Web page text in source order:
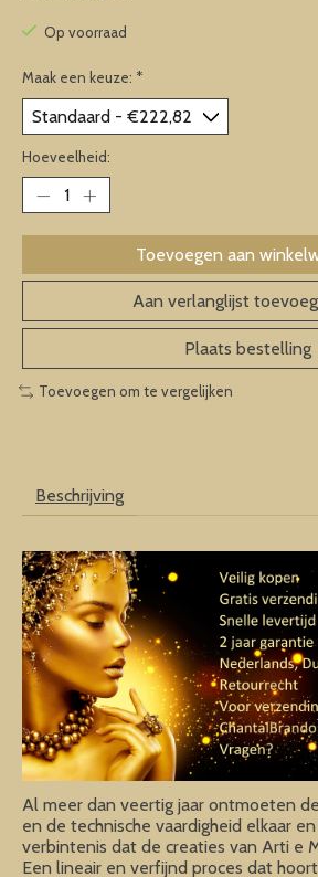
Op voorraad
Maak een keuze: *
Hoeveelheid:
Toevoegen aan
Aan verlanglijst
Plaats bestelling
Toevoegen om te vergelijken
Beschrijving
Al meer dan veertig jaar ontmoeten
en de technische vaardigheid elkaar
verbintenis dat de creaties van Arti e
Een lineair en verfijnd proces dat